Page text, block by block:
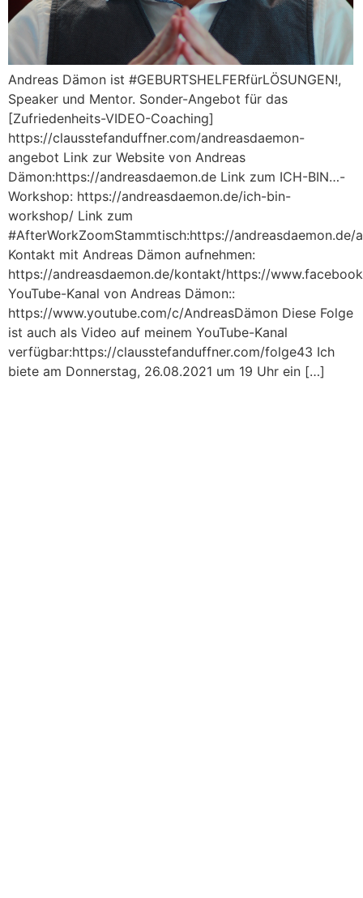
Andreas Dämon ist #GEBURTSHELFERfürLÖSUNGEN!,
Speaker und Mentor. Sonder-Angebot für das
[Zufriedenheits-VIDEO-Coaching]
https://clausstefanduffner.com/andreasdaemon-
angebot Link zur Website von Andreas
Dämon:https://andreasdaemon.de Link zum ICH-BIN…-
Workshop: https://andreasdaemon.de/ich-bin-
workshop/ Link zum
#AfterWorkZoomStammtisch:https://
Kontakt mit Andreas Dämon aufnehmen:
https://andreasdaemon.de/kontakt/https://
YouTube-Kanal von Andreas Dämon::
https://www.youtube.com/c/AndreasDämon Diese Folge
ist auch als Video auf meinem YouTube-Kanal
verfügbar:https://clausstefanduffner.com/folge43 Ich
biete am Donnerstag, 26.08.2021 um 19 Uhr ein […]